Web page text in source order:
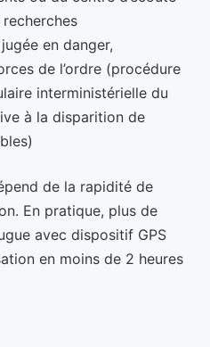
en danger,
de l’ordre (procédure
interministérielle du
à la disparition de
de la rapidité de
En pratique, plus de
avec dispositif GPS
en moins de 2 heures